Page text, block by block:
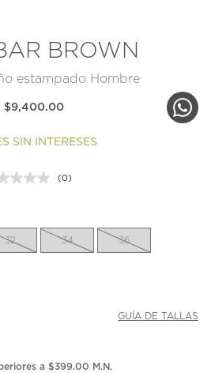
BROWN
estampado Hombre
$9,400.00
SIN INTERESES
Sin
la
misma
(0)
32 34 36
GUÍA DE TALLAS
a $399.00 M.N.